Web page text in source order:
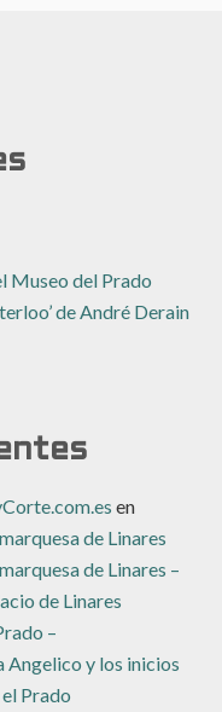
Museo del Prado
de André Derain
en
de Linares
de Linares –
de Linares
–
Angelico y los inicios
Prado